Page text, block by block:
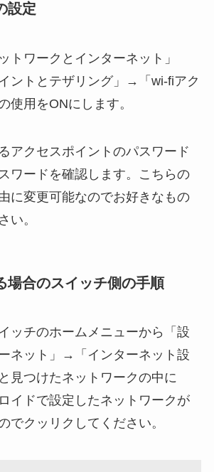
設定
トワークとインターネット」
ントとテザリング」→「wi-fiアク
使用をONにします。
アクセスポイントのパスワード
ワードを確認します。こちらの
に変更可能なのでお好きなもの
い。
場合のスイッチ側の手順
ッチのホームメニューから「設
ネット」→「インターネット設
見つけたネットワークの中に
イドで設定したネットワークが
でクッリクしてください。